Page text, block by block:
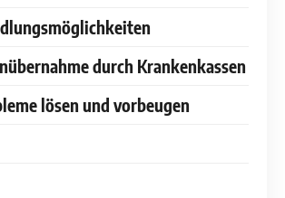
durch Krankenkassen
lösen und vorbeugen